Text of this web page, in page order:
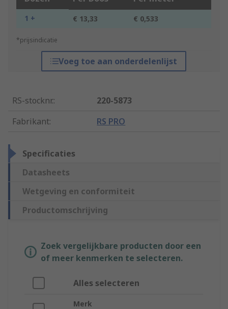
1 + € 13,33 € 0,533
*prijsindicatie
Voeg toe aan onderdelenlijst
RS-stocknr.:
220-5873
Fabrikant: RS PRO
Specificaties
Datasheets
Wetgeving en conformiteit
Productomschrijving
Zoek vergelijkbare producten door een
of meer kenmerken te selecteren.
Alles selecteren
Merk